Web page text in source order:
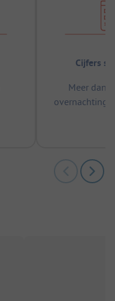
Cijfers
Meer dan